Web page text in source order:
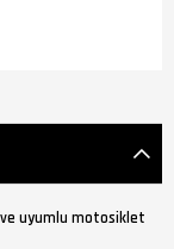
ve uyumlu motosiklet